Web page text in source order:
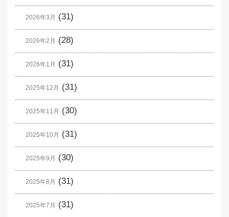
2026年3月 (31)
2026年2月 (28)
2026年1月 (31)
2025年12月 (31)
2025年11月 (30)
2025年10月 (31)
2025年9月 (30)
2025年8月 (31)
2025年7月 (31)